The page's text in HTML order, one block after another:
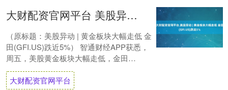
大财配资官网平台 美股异动 | 黄金板块大幅走低 金田(GFI.US)跌近5%
（原标题：美股异动 | 黄金板块大幅走低 金
田(GFI.US)跌近5%） 智通财经APP获悉，
周五，美股黄金板块大幅走低，金田
(GFI.US)跌近5%，哈莫尼黄....
大财配资官网平台